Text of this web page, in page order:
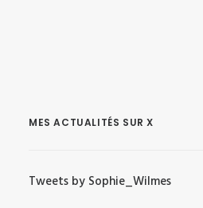
MES ACTUALITÉS SUR X
Tweets by Sophie_Wilmes